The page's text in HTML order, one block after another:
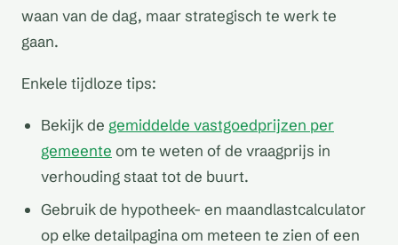
waan van de dag, maar strategisch te werk te
gaan.
Enkele tijdloze tips:
Bekijk de gemiddelde vastgoedprijzen per
gemeente om te weten of de vraagprijs in
verhouding staat tot de buurt.
Gebruik de hypotheek- en maandlastcalculator
op elke detailpagina om meteen te zien of een